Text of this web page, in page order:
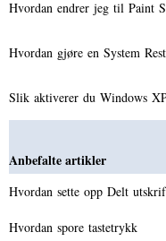
Hvordan endrer jeg til Paint
Hvordan gjøre en System
Slik aktiverer du Windows
Anbefalte artikler
Hvordan sette opp Delt
Hvordan spore tastetrykk